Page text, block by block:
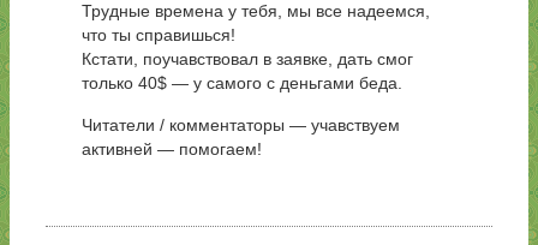
Трудные времена у тебя, мы все надеемся,
что ты справишься!
Кстати, поучавствовал в заявке, дать смог
только 40$ — у самого с деньгами беда.
Читатели / комментаторы — учавствуем
активней — помогаем!